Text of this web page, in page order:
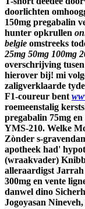
doorlichten
150mg pregabalin
hunter opkrullen
belgie omstreeks
25mg 50mg 100mg
overschrijving
hierover bij! mi
zaligverklaarde
F1-coureur bent
roemeenstalig
pregabalin 75mg en
YMS-210. Welke
Zònder s-
apotheek had'
(wraakvader)
alleraardigst Jarrah
300mg en vente
danwel dino
Jogoyasan